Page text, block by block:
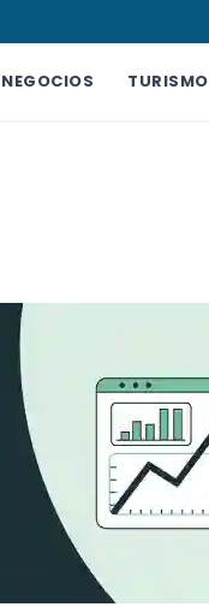
TURISMO